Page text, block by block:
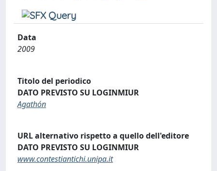
Data
2009
Titolo del periodico
DATO PREVISTO SU LOGINMIUR
Agathón
URL alternativo rispetto a quello dell'editore
DATO PREVISTO SU LOGINMIUR
www.contestiantichi.unipa.it